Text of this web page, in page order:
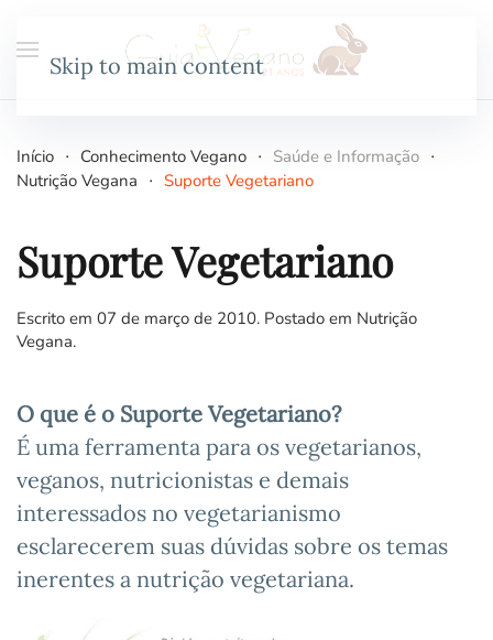
Skip to main content
Início Conhecimento Vegano
Saúde e Informação
Nutrição Vegana
Suporte Vegetariano
Suporte Vegetariano
Escrito em 07 de março de 2010. Postado em Nutrição
Vegana.
O que é o Suporte Vegetariano?
É uma ferramenta para os vegetarianos,
veganos, nutricionistas e demais
interessados no vegetarianismo
esclarecerem suas dúvidas sobre os temas
inerentes a nutrição vegetariana.